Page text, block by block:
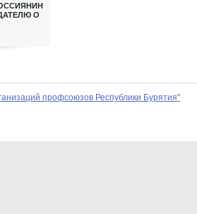
О
профсоюзов Республики Бурятия"